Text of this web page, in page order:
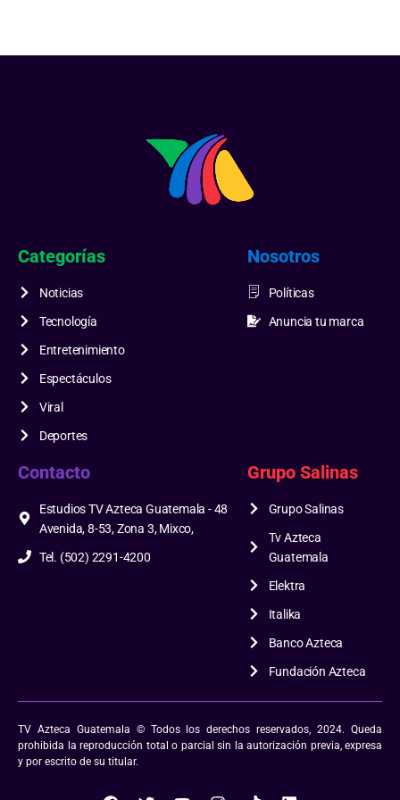
Categorías
Noticias
Tecnología
Entretenimiento
Espectáculos
Viral
Deportes
Nosotros
Políticas
Anuncia tu marca
Contacto
Estudios TV Azteca Guatemala - 48
Avenida, 8-53, Zona 3, Mixco,
Tel. (502) 2291-4200
Grupo Salinas
Grupo Salinas
Tv Azteca
Guatemala
Elektra
Italika
Banco Azteca
Fundación Azteca
TV Azteca Guatemala © Todos los derechos reservados, 2024. Queda
prohibida la reproducción total o parcial sin la autorización previa, expresa
y por escrito de su titular.